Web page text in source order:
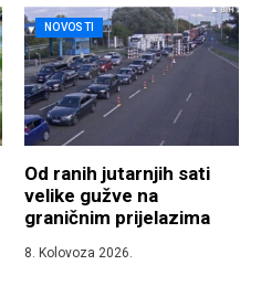
NOVOSTI
Od ranih jutarnjih sati
velike gužve na
graničnim prijelazima
8. Kolovoza 2026.